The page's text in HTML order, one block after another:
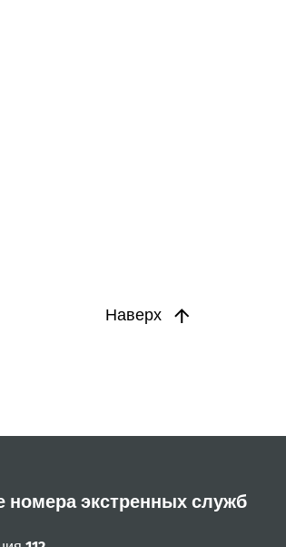
Наверх
номера экстренных служб